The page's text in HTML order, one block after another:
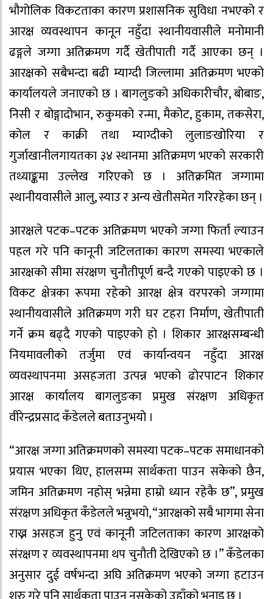
भौगोलिक विकटताका कारण प्रशासनिक सुविधा नभएको र
आरक्ष व्यवस्थापन कानून नहुँदा स्थानीयवासीले मनोमानी
ढङ्गले जग्गा अतिक्रमण गर्दै खेतीपाती गर्दै आएका छन् ।
आरक्षको सबैभन्दा बढी म्याग्दी जिल्लामा अतिक्रमण भएको
कार्यालयले जनाएको छ । बागलुङको अधिकारीचौर, बोबाङ,
निसी र बोङ्गादोभान, रुकुमको रन्मा, मैकोट, हुकाम, तकसेरा,
कोल र काक्री तथा म्याग्दीको लुलाङखोरिया र
गुर्जाखानीलगायतका ३४ स्थानमा अतिक्रमण भएको सरकारी
तथ्याङ्कमा उल्लेख गरिएको छ । अतिक्रमित जग्गामा
स्थानीयवासीले आलु, स्याउ र अन्य खेतीसमेत गरिरहेका छन् ।
आरक्षले पटक–पटक अतिक्रमण भएको जग्गा फिर्ता ल्याउन
पहल गरे पनि कानूनी जटिलताका कारण समस्या भएकाले
आरक्षको सीमा संरक्षण चुनौतीपूर्ण बन्दै गएको पाइएको छ ।
विकट क्षेत्रका रूपमा रहेको आरक्ष क्षेत्र वरपरको जग्गामा
स्थानीयवासीले अतिक्रमण गरी घर टहरा निर्माण, खेतीपाती
गर्ने क्रम बढ्दै गएको पाइएको हो । शिकार आरक्षसम्बन्धी
नियमावलीको तर्जुमा एवं कार्यान्वयन नहुँदा आरक्ष
व्यवस्थापनमा असहजता उत्पन्न भएको ढोरपाटन शिकार
आरक्ष कार्यालय बागलुङका प्रमुख संरक्षण अधिकृत
वीरेन्द्रप्रसाद कँडेलले बताउनुभयो ।
“आरक्ष जग्गा अतिक्रमणको समस्या पटक–पटक समाधानको
प्रयास भएका थिए, हालसम्म सार्थकता पाउन सकेको छैन,
जमिन अतिक्रमण नहोस् भन्नेमा हाम्रो ध्यान रहेकै छ”, प्रमुख
संरक्षण अधिकृत कँडेलले भन्नुभयो, “आरक्षको सबै भागमा सेना
राख्न असहज हुनु एवं कानूनी जटिलताका कारण आरक्षको
संरक्षण र व्यवस्थापनमा थप चुनौती देखिएको छ ।” कँडेलका
अनुसार दुई वर्षभन्दा अघि अतिक्रमण भएको जग्गा हटाउन